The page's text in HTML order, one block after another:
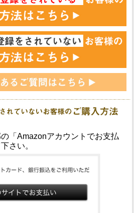
「Amazonアカウントでお支払
さい。